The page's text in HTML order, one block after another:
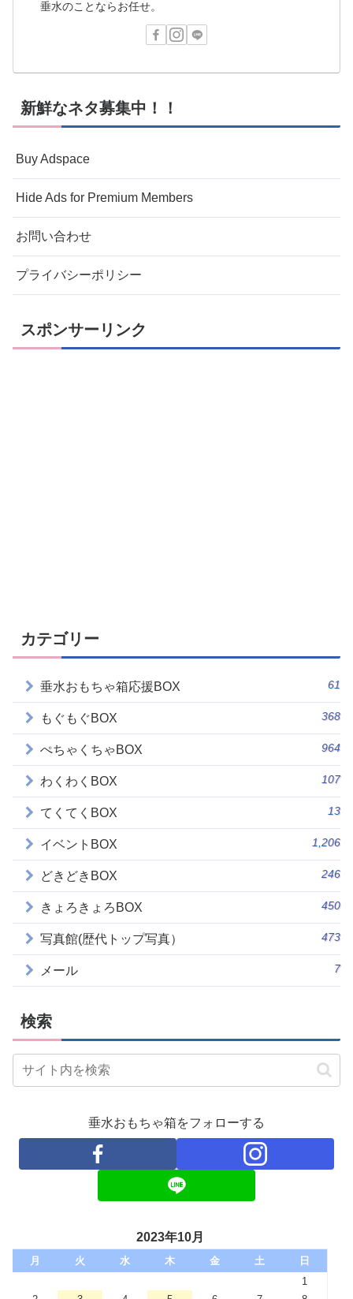
垂水のことならお任せ。
新鮮なネタ募集中！！
Buy Adspace
Hide Ads for Premium Members
お問い合わせ
プライバシーポリシー
スポンサーリンク
カテゴリー
垂水おもちゃ箱応援BOX 61
もぐもぐBOX 368
ぺちゃくちゃBOX 964
わくわくBOX 107
てくてくBOX 13
イベントBOX 1,206
どきどきBOX 246
きょろきょろBOX 450
写真館(歴代トップ写真） 473
メール 7
検索
垂水おもちゃ箱をフォローする
2023年10月
月 火 水 木 金 土
日
1